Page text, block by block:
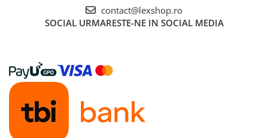
Board games
Harti
Teren
Alte RPG
contact@lexshop.ro
SOCIAL URMARESTE-NE IN SOCIAL MEDIA